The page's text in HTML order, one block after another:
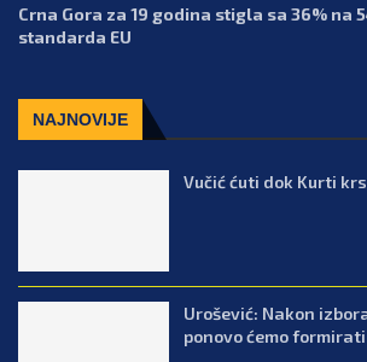
Crna Gora za 19 godina stigla sa 36% na
standarda EU
NAJNOVIJE
Vučić ćuti dok Kurti
Urošević: Nakon
ponovo ćemo